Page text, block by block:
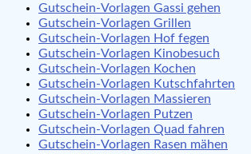
Gutschein-Vorlagen Gassi gehen
Gutschein-Vorlagen Grillen
Gutschein-Vorlagen Hof fegen
Gutschein-Vorlagen Kinobesuch
Gutschein-Vorlagen Kochen
Gutschein-Vorlagen Kutschfahrten
Gutschein-Vorlagen Massieren
Gutschein-Vorlagen Putzen
Gutschein-Vorlagen Quad fahren
Gutschein-Vorlagen Rasen mähen